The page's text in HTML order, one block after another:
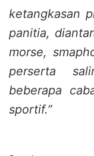
ketangkasan
panitia,
morse,
perserta
beberapa
sportif.”